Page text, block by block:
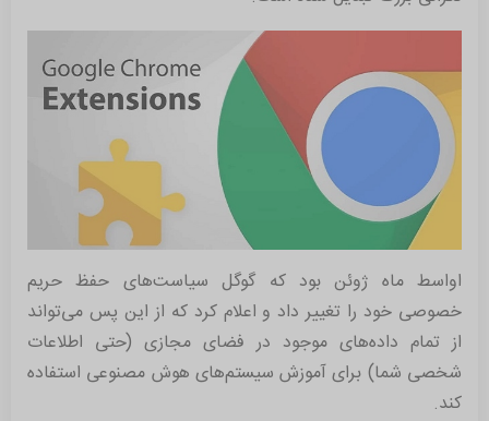
اواسط ماه ژوئن بود که گوگل سیاست‌های حفظ حریم
خصوصی خود را تغییر داد و اعلام کرد که از این پس می‌تواند
از تمام داده‌های موجود در فضای مجازی (حتی اطلاعات
شخصی شما) برای آموزش سیستم‌های هوش مصنوعی استفاده
کند.